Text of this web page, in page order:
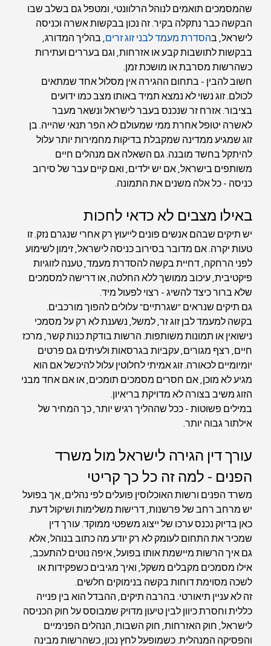
שהמסמכים תואמים לנוהל הרלוונטי, ומטפל גם בשלב שבו
הבקשה כבר נתקלה בקיר. זה נכון בבקשות אשרה וכניסה
לישראל, בהסדרת מעמד לבני זוג זרים , בהליך המדורג,
בבקשות לתושבות קבע או אזרחות, וגם בעררים ועתירות
כשהרשות מסרבת או מושכת זמן.
חשוב להבין - בתחום ההגירה אין מסלול אחד שמתאים
לכולם. זוג נשוי לא נמצא תמיד באותו מצב כמו ידועים
בציבור. אזרח זר שנכנס בעבר לישראל ונשאר מעבר
לאשרה יטופל אחרת ממי שמעולם לא הפר תנאי שהייה. בן
זוג שמגיע ממדינה שמקבלת בדיקות מחמירות יותר עלול
להיתקל בחשד מובנה. גם השאלה אם מנהלים חיים
משותפים בישראל, אם יש ילדים, ואם קיים עבר של סירוב
כניסה - כל אלה משנים את התמונה.
באילו מצבים לא כדאי לחכות
יש תיקים שבהם אנשים פונים לייעוץ רק אחרי שנגרם נזק. זו
טעות יקרה. אם מדובר בסירוב כניסה לישראל, זימון לשימוע
לפני הרחקה, דחיית בקשה להסדרת מעמד, טענה לזוגיות
פיקטיבית, עיכוב ממושך ללא החלטה, או דרישה למסמכים
שלא ברור כיצד להשיג - רצוי לפעול מיד.
גם תיקים שנראים "שגרתיים" עלולים להפוך מורכבים.
בקשה למעמד לבן זוג זר, למשל, נשענת לא רק על מסמכי
נישואין או תמונות משותפות. הרשות בודקת כנות קשר, מרכז
חיים, רצף מגורים, עקביות בגרסאות ולעיתים גם פרטים
יומיומיים לכאורה. זוג אמיתי לחלוטין עלול להיכשל אם הוא
מגיע לא מוכן, אם חסרים מסמכים תומכים, או אם אחד מבני
הזוג משיב בצורה לא מדויקת בריאיון.
במילים פשוטות - ככל שההליך רגיש יותר, כך המחיר של
אילתור גבוה יותר.
עורך דין הגירה לישראל מול משרד
הפנים - למה זה כל כך קריטי
משרד הפנים ורשות האוכלוסין פועלים לפי נהלים, אך בפועל
יש מרחב רחב של פרשנות, דרישות משלימות ושיקול דעת.
כאן בדיוק נכנס ערכו של ייצוג משפטי ממוקד. עורך דין
שמכיר את התחום לעומק לא רק יודע מה כתוב בנוהל, אלא
גם איך הרשות מיישמת אותו בפועל, איפה נוטים להתעכב,
אילו מסמכים מקבלים משקל, ואיך מגיבים כשפקידות או
לשכה מסוימת דוחות בקשה בנימוקים חלשים.
זה לא עניין תיאורטי. בהרבה תיקים, ההבדל הוא בין פנייה
כללית וחסרת כיוון לבין טיעון מדויק שמבוסס על חוק הכניסה
לישראל, חוק האזרחות, חוק השבות, הנהלים הפנימיים
והפסיקה המנהלית. כשמופעל לחץ נכון, כשהרשות מבינה